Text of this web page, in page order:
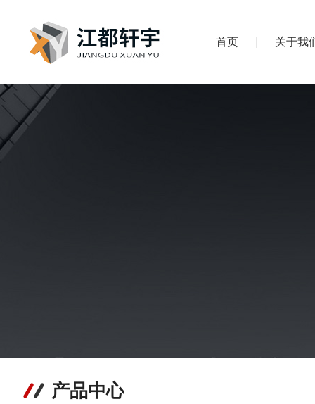
首页 关于我
产品中心